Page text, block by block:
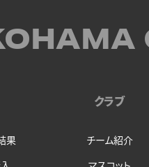
果
クラブ
チーム紹介